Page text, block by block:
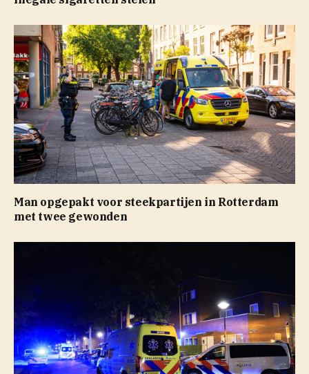
Man opgepakt voor steekpartijen in Rotterdam
met twee gewonden